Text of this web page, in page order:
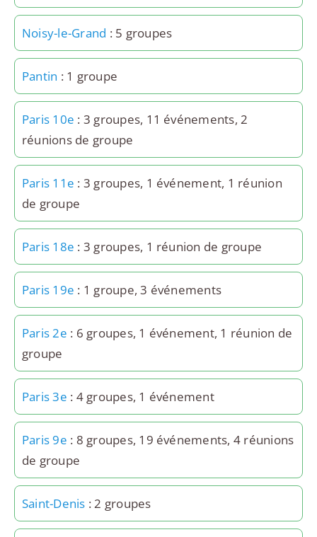
Noisy-le-Grand : 5 groupes
Pantin : 1 groupe
Paris 10e : 3 groupes, 11 événements, 2
réunions de groupe
Paris 11e : 3 groupes, 1 événement, 1 réunion
de groupe
Paris 18e : 3 groupes, 1 réunion de groupe
Paris 19e : 1 groupe, 3 événements
Paris 2e : 6 groupes, 1 événement, 1 réunion de
groupe
Paris 3e : 4 groupes, 1 événement
Paris 9e : 8 groupes, 19 événements, 4 réunions
de groupe
Saint-Denis : 2 groupes